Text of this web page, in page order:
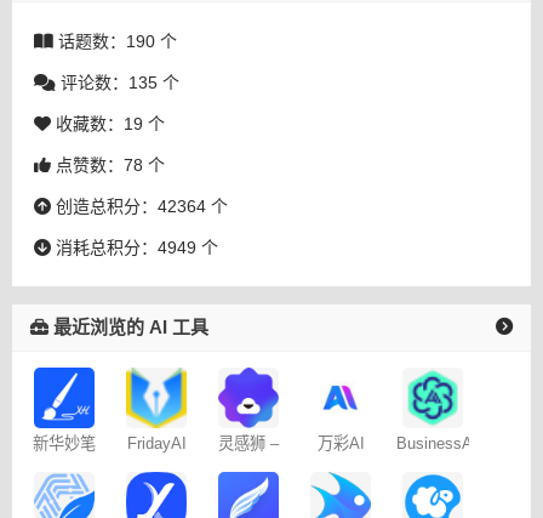
话题数：190 个
评论数：135 个
收藏数：19 个
点赞数：78 个
创造总积分：42364 个
消耗总积分：4949 个
最近浏览的 AI 工具
新华妙笔
FridayAI
灵感狮 –
作
万彩AI BusinessAI